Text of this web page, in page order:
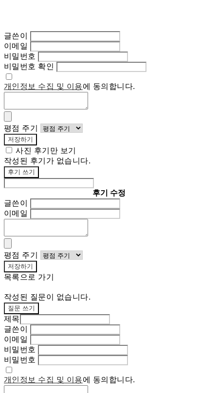
글쓴이
이메일
비밀번호
비밀번호 확인
개인정보 수집 및 이용에 동의합니다.
평점 주기
저장하기
사진 후기만 보기
작성된 후기가 없습니다.
후기 쓰기
후기 수정
글쓴이
이메일
평점 주기
저장하기
목록으로 가기
작성된 질문이 없습니다.
질문 쓰기
제목
글쓴이
이메일
비밀번호
비밀번호
개인정보 수집 및 이용에 동의합니다.